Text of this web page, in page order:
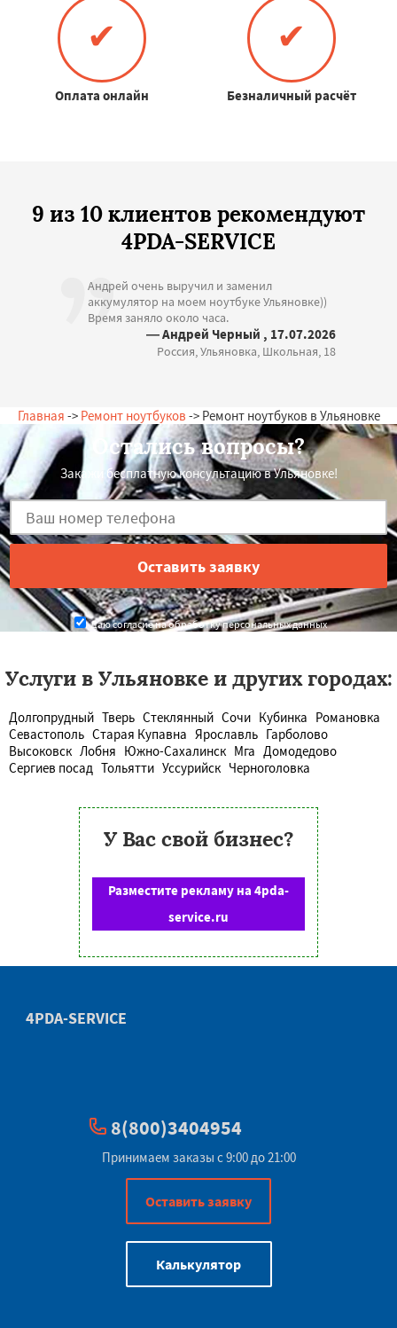
✔
Оплата онлайн
✔
Безналичный расчёт
9 из 10 клиентов рекомендуют
4PDA-SERVICE
Андрей очень выручил и заменил
аккумулятор на моем ноутбуке Ульяновке))
Время заняло около часа.
— Андрей Черный , 17.07.2026
Россия, Ульяновка, Школьная, 18
Главная -> Ремонт ноутбуков -> Ремонт ноутбуков в Ульяновке
Остались вопросы?
Закажи бесплатную консультацию в Ульяновке!
Даю согласие на обработку персональных данных
Услуги в Ульяновке и других городах:
Долгопрудный Тверь Стеклянный Сочи Кубинка Романовка
Севастополь Старая Купавна Ярославль Гарболово
Высоковск Лобня Южно-Сахалинск Мга Домодедово
Сергиев посад Тольятти Уссурийск Черноголовка
У Вас свой бизнес?
Разместите рекламу на 4pda-
service.ru
4PDA-SERVICE
8(800)3404954
Принимаем заказы с 9:00 до 21:00
Оставить заявку
Калькулятор